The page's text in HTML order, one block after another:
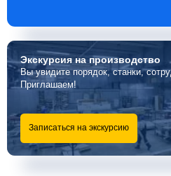
Экскурсияна производство
Вы увидите порядок, станки,
Приглашаем!
Записаться на экскурсию